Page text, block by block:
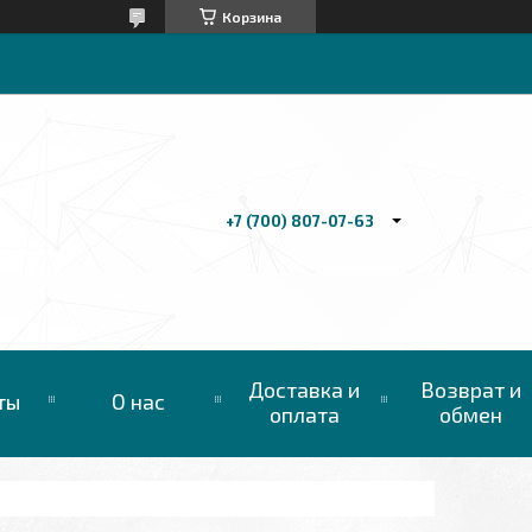
Корзина
+7 (700) 807-07-63
О нас
Доставка и
оплата
Возврат и
обмен